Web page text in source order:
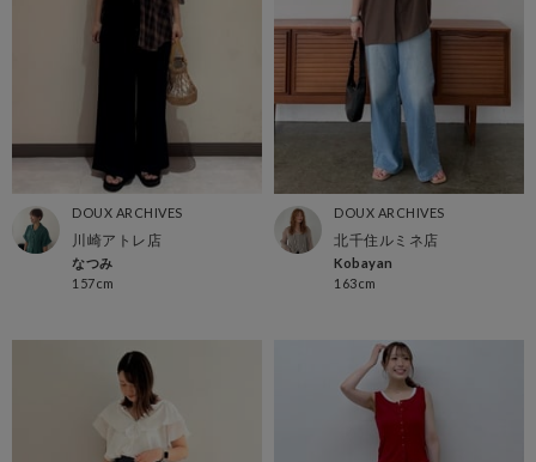
DOUX ARCHIVES
川崎アトレ店
なつみ
157cm
DOUX ARCHIVES
北千住ルミネ店
Kobayan
163cm